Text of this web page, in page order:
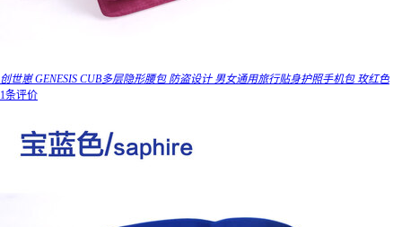
创世崽 GENESIS CUB多层隐形腰包 防盗设计 男女通用旅行贴身护照手机包 玫红色
1条评价